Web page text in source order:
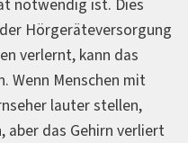
notwendig ist. Dies
Hörgeräteversorgung
verlernt, kann das
Wenn Menschen mit
lauter stellen,
aber das Gehirn verliert